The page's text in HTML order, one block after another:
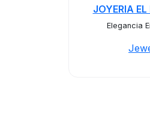
JOYERIA
Elegancia